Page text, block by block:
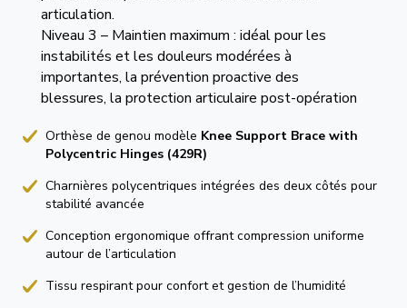
articulation.
Niveau 3 – Maintien maximum : idéal pour les
instabilités et les douleurs modérées à
importantes, la prévention proactive des
blessures, la protection articulaire post-opération
Orthèse de genou modèle Knee Support Brace with
Polycentric Hinges (429R)
Charnières polycentriques intégrées des deux côtés pour
stabilité avancée
Conception ergonomique offrant compression uniforme
autour de l’articulation
Tissu respirant pour confort et gestion de l’humidité